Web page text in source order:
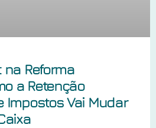
Reforma
a Retenção
Impostos Vai Mudar